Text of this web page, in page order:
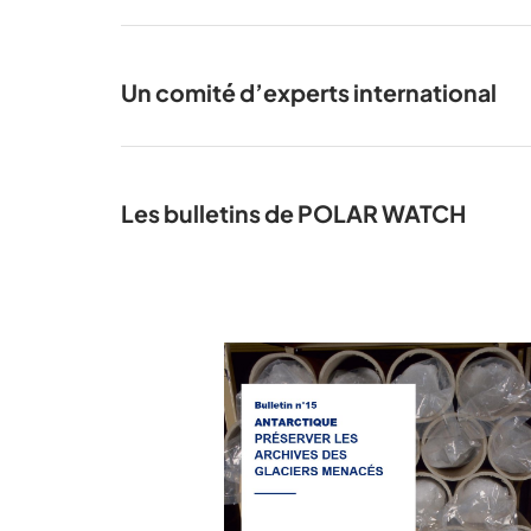
Marie-
spécialiste
Un comité d’experts international
Les bulletins de POLAR WATCH